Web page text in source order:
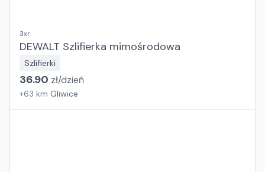
3xr
DEWALT Szlifierka mimośrodowa
Szlifierki
36.90 zł/dzień
+63 km Gliwice